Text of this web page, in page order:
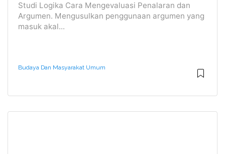
Studi Logika Cara Mengevaluasi Penalaran dan
Argumen. Mengusulkan penggunaan argumen yang
masuk akal...
Budaya Dan Masyarakat Umum